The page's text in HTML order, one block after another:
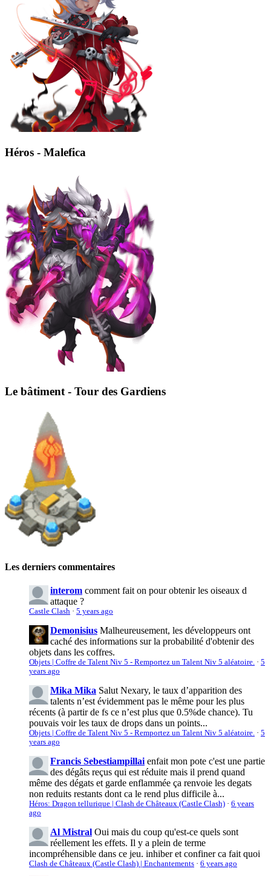
Héros - Malefica
Le bâtiment - Tour des Gardiens
Les derniers commentaires
interom comment fait on pour obtenir les oiseaux d
attaque ?
Castle Clash · 5 years ago
Demonisius Malheureusement, les développeurs ont
caché des informations sur la probabilité d'obtenir des
objets dans les coffres.
Objets | Coffre de Talent Niv 5 - Remportez un Talent Niv 5 aléatoire. · 5
years ago
Mika Mika Salut Nexary, le taux d’apparition des
talents n’est évidemment pas le même pour les plus
récents (à partir de fs ce n’est plus que 0.5%de chance). Tu
pouvais voir les taux de drops dans un points...
Objets | Coffre de Talent Niv 5 - Remportez un Talent Niv 5 aléatoire. · 5
years ago
Francis Sebestiampillai enfait mon pote c'est une partie
des dégâts reçus qui est réduite mais il prend quand
même des dégats et garde enflammée ça renvoie les degats
non reduits restants dont ca le rend plus difficile à...
Héros: Dragon tellurique | Clash de Châteaux (Castle Clash) · 6 years
ago
Al Mistral Oui mais du coup qu'est-ce quels sont
réellement les effets. Il y a plein de terme
incompréhensible dans ce jeu. inhiber et confiner ca fait quoi
Clash de Châteaux (Castle Clash) | Enchantements · 6 years ago